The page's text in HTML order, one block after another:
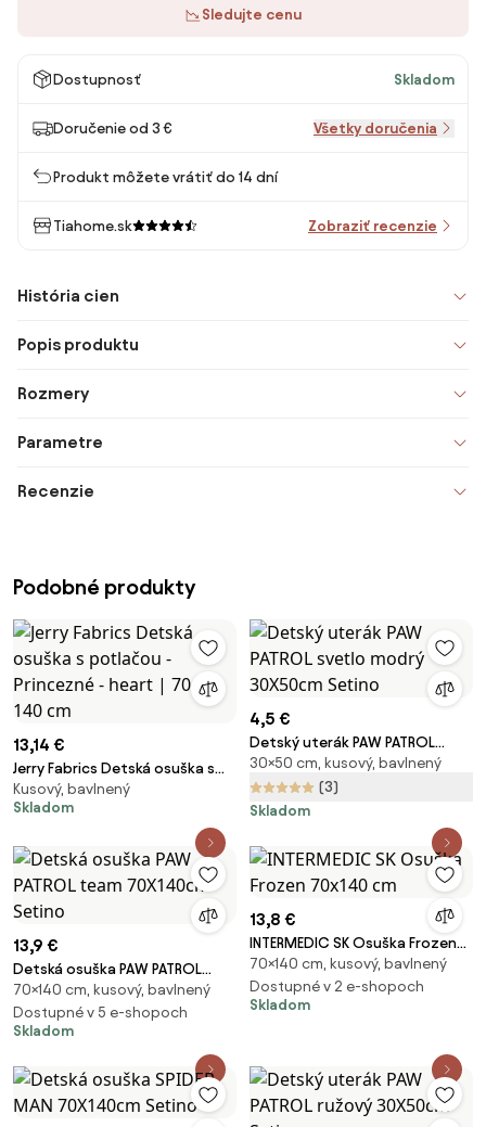
Sledujte cenu
Dostupnosť Skladom
Doručenie od 3 € Všetky doručenia
Produkt môžete vrátiť do 14 dní
Tiahome.sk Zobraziť recenzie
História cien
Popis produktu
Rozmery
Parametre
Recenzie
Podobné produkty
13,14 €
Jerry Fabrics Detská osuška s
potlačou - Princezné - heart |
70 x 140 cm
Kusový, bavlnený
Skladom
4,5 €
Detský uterák PAW PATROL
svetlo modrý 30X50cm Setino
30×50 cm, kusový, bavlnený
(3)
Skladom
13,9 €
Detská osuška PAW PATROL
team 70X140cm Setino
70×140 cm, kusový, bavlnený
Dostupné v 5 e-shopoch
Skladom
13,8 €
INTERMEDIC SK Osuška Frozen
70x140 cm
70×140 cm, kusový, bavlnený
Dostupné v 2 e-shopoch
Skladom